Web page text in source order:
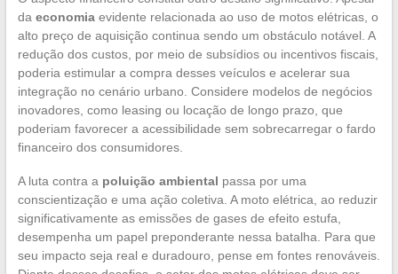
da economiaevidente relacionada ao uso de motos elétricas, o
alto preço de aquisição continua sendo um obstáculo notável. A
redução dos custos, por meio de subsídios ou incentivos fiscais,
poderia estimular a compra desses veículos e acelerar sua
integração no cenário urbano. Considere modelos de negócios
inovadores, como leasing ou locação de longo prazo, que
poderiam favorecer a acessibilidade sem sobrecarregar o fardo
financeiro dos consumidores.
A luta contra a poluição ambiental passa por uma
conscientização e uma ação coletiva. A moto elétrica, ao reduzir
significativamente as emissões de gases de efeito estufa,
desempenha um papel preponderante nessa batalha. Para que
seu impacto seja real e duradouro, pense em fontes renováveis.